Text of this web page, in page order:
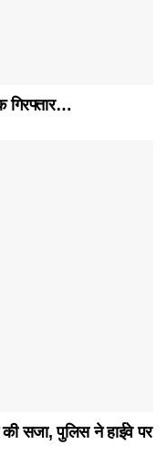
गिरफ्तार…
सजा, पुलिस ने हाईवे पर